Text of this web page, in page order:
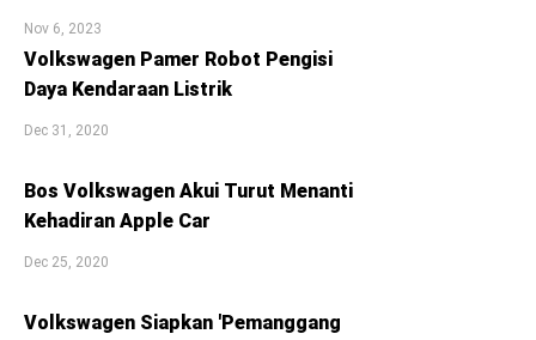
Nov 6, 2023
Volkswagen Pamer Robot Pengisi
Daya Kendaraan Listrik
Dec 31, 2020
Bos Volkswagen Akui Turut Menanti
Kehadiran Apple Car
Dec 25, 2020
Volkswagen Siapkan 'Pemanggang